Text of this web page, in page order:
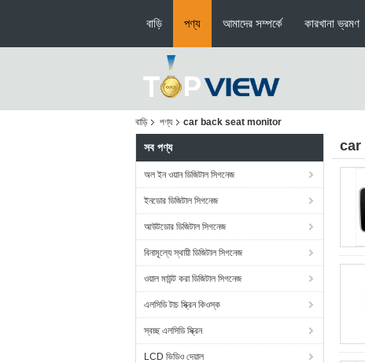
বাড়ি পণ্য আমাদের সম্পর্কে কারখানা ভ্রমণ
বাড়ি পণ্য car back seat monitor
সব পণ্য
অল ইন ওয়ান ডিজিটাল সিগনেজ
ইনডোর ডিজিটাল সিগনেজ
আউটডোর ডিজিটাল সিগনেজ
বিনামূল্যে স্থায়ী ডিজিটাল সিগনেজ
ওয়াল মাউন্ট করা ডিজিটাল সিগনেজ
এলসিডি টাচ স্ক্রিন কিওস্ক
স্বচ্ছ এলসিডি স্ক্রিন
LCD ভিডিও দেয়াল
car